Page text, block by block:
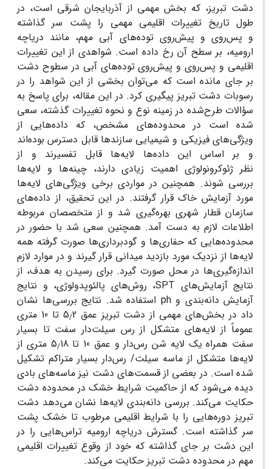
دشت تبریز، که بخش مهمی از آذربایجان شرقی است، در
طول تاریخ تغییرات اقلیمی مهمی را پشت سر گذاشته
و پس‌روی و پیش‌روی توده‌های آبی مهم، مانند دریاچه
ارومیه، بر سطح آن رخ داده است. شواهدی از این تغییرات
اقلیمی و پس‌روی و پیش‌روی توده‌های آبی در سطوح دشت
بر جای مانده است که می‌توان بخشی از این شواهد را در
رسوبات دشت تبریز پیگیری کرد. در این مقاله، برای پاسخ به
سؤالات طرح‌شده در زمینه نوع و نحوه تغییرات گذشته، سعی
شده است در محدوده‌های مشخص، که داده‌هایی از
ویژگی‌های فیزیکی و شیمیایی سازندها قابل دسترس بوده‌اند
و بر اساس این داده‌ها لایه‌ها قابل تفسیرند و از
نظر ژئوکرونولوژی اهمیت زیادی دارند، چینه‌ها و لایه‌ها
بررسی شوند. همچنین در مواردی برخی ویژگی‌های لایه‌ها
مورد آزمایش خاک قرار گرفتند. در این تحقیق، از داده‌های
سازمان قطار شهری بهره‌گیری شد و از متخصصان مربوطه
اطلاعات لازم به دست آمد. همچنین سعی شد با حضور در
محدوده‌هایی که حفاری‌ها و گودبرداری‌ها صورت گرفته همه
لایه‌ها از نزدیک مورد بازدید میدانی قرار گیرند و در موارد لازم
اندازه‌گیری‌ها در محل صورت گیرد. برای رسیدن به هدف، از
نتایج آزمایش‌های SPT، روش‌های پالئوپدولوژی، و نتایج
آزمایش دانه‌بندی وph استفاده شد. نتایج بررسی‌ها نشان
داد در بخش‌های مهمی از دشت تبریز عمق 5 /
2 تا 10 متری
عموماً از لایه‌های متشکل از رس سیلت‌دار سفت تا بسیار
سفت همراه یک لایه شن رس‌دار و عمق 10 تا 5
/
18 متری از
لایه‌ها متشکل از ماسه سیلت/ رس‌دار بسیار متراکم تشکیل
شده است. در بعضی از قسمت‌های دشت نیز ماسه‌های بادی
دیده می‌شود که از حاکمیت شرایط خشک در محدوده دشت
حکایت می‌کند. بررسی دانه‌بندی لایه‌ها نشان می‌دهد دشت
تبریز دوره‌هایی را با شرایط اقلیمی مرطوب تا خشک پشت
سر گذاشته است. گسترش دریاچه ارومیه تراس‌هایی را در
این دشت بر جای گذاشته که خود از وقوع تغییرات اقلیمی
مهم در محدوده دشت تبریز حکایت می‌کند.